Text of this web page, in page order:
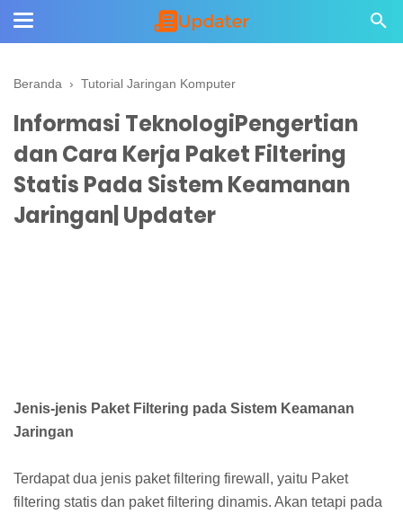
Beranda › Tutorial Jaringan Komputer
Informasi TeknologiPengertian
dan Cara Kerja Paket Filtering
Statis Pada Sistem Keamanan
Jaringan| Updater
Jenis-jenis Paket Filtering pada Sistem Keamanan
Jaringan
Terdapat dua jenis paket filtering firewall, yaitu Paket
filtering statis dan paket filtering dinamis. Akan tetapi pada